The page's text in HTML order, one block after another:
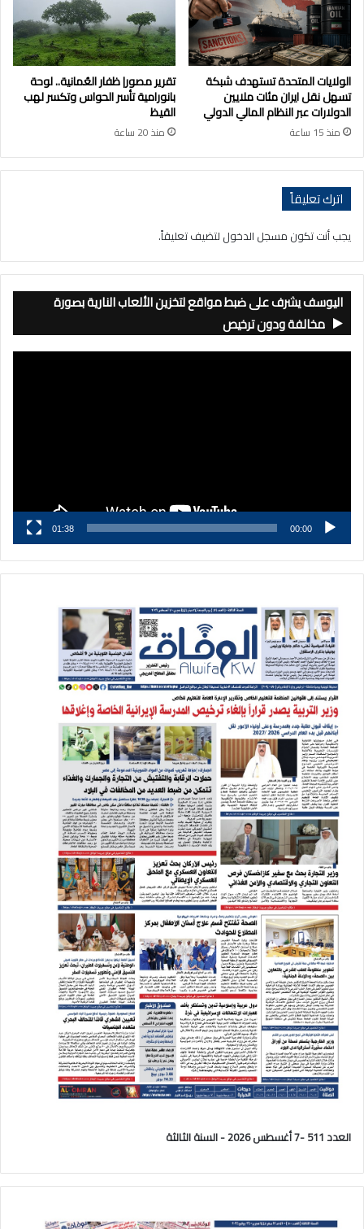
الولايات المتحدة تستهدف شبكة
تسهل نقل ايران مئات ملايين
الدولارات عبر النظام المالي الدولي
منذ 15 ساعة
تقرير مصور| ظفار العُمانية.. لوحة
بانورامية تأسر الحواس وتكسر لهب
القيظ
منذ 20 ساعة
اترك تعليقاً
يجب أنت تكون مسجل الدخول لتضيف تعليقاً.
اليوسف يشرف على ضبط مواقع لتخزين الألعاب النارية بصورة
مخالفة ودون ترخيص
00:00
01:38
العدد 511 -7 أغسطس 2026 - السنة الثالثة